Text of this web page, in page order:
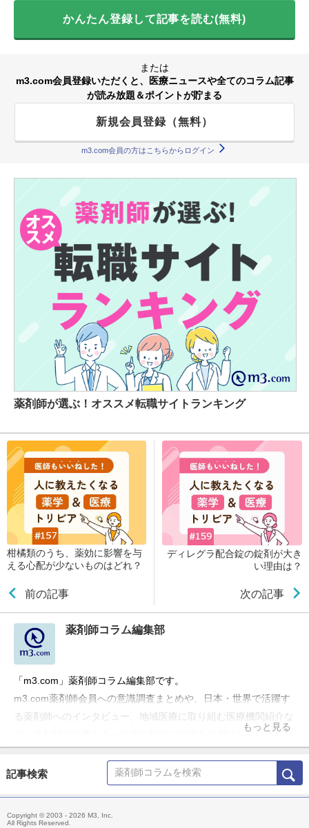
かんたん登録して記事を読む(無料)
または
m3.com会員登録いただくと、医療ニュースや全てのコラム記事
が読み放題＆ポイントが貯まる
新規会員登録（無料）
m3.com会員の方はこちらからログイン
薬剤師が選ぶ！オススメ転職サイトランキング
柑橘類のうち、薬効に影響を与
える心配が少ないものはどれ？
前の記事
ディレグラ配合錠の錠剤が大き
い理由は？
次の記事
薬剤師コラム編集部
「m3.com」薬剤師コラム編集部です。
m3.com薬剤師会員への意識調査まとめや、日本・世界で活躍す
る薬剤師へのインタビュー、地域医療に取り組む医療機関紹介な
ど、薬剤師の仕事やキャリアに役立つ情報をお届けしています。
もっと見る
記事検索
Copyright © 2003 - 2026 M3, Inc.
All Rights Reserved.